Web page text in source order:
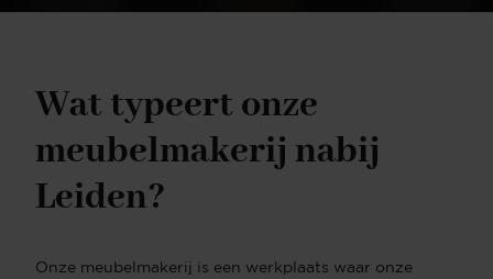
Wat typeert onze
meubelmakerij nabij
Leiden?
Onze meubelmakerij is een werkplaats waar onze